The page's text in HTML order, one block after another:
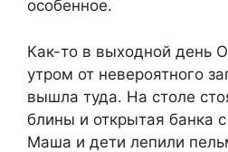
особенное.
Как-то в выходной день
утром от невероятного
вышла туда. На столе
блины и открытая банка
Маша и дети лепили